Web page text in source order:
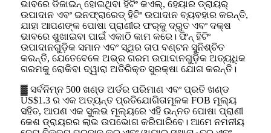
ଭାବରେ ଡିଜାଇନ୍ ହୋଇଥିବା ହିଟିଂ କଏଲ୍, ହେୟାର ଡ୍ରାୟର୍
ଉପାଦାନ ଏବଂ ଇନଫ୍ରାରେଡ୍ ହିଟିଂ ଉପାଦାନ ବ୍ୟବହାର କରନ୍ତି,
ଯାହା ଆପଣଙ୍କ ପୋଷା ପ୍ରାଣୀର ଫର୍‌କୁ ଦ୍ରୁତ ଏବଂ ଦକ୍ଷ
ଭାବରେ ଶୁଖାଇବା ପାଇଁ ଏକାଠି କାମ କରେ। ଫିନ୍ ହିଟିଂ
ଉପାଦାନଗୁଡ଼ିକ ସମାନ ଏବଂ ସ୍ଥିର ତାପ ବଣ୍ଟନ ସୁନିଶ୍ଚିତ
କରନ୍ତି, ଯେତେବେଳେ ଅଭ୍ର ଗରମ ଉପାଦାନଗୁଡ଼ିକ ଅତ୍ୟଧିକ
ଗରମକୁ ରୋକିବା ଦ୍ୱାରା ଅତିରିକ୍ତ ସୁରକ୍ଷା ଯୋଗ କରନ୍ତି।
▓ ସର୍ବନିମ୍ନ 500 ଖଣ୍ଡ ଅର୍ଡର ପରିମାଣ ଏବଂ ପ୍ରତି ଖଣ୍ଡ
US$1.3 ର ଏକ ଅତ୍ୟନ୍ତ ପ୍ରତିଯୋଗିତାମୂଳକ FOB ମୂଲ୍ୟ
ସହିତ, ଆପଣ ଏକ ସୁଲଭ ମୂଲ୍ୟରେ ଏହି ଉନ୍ନତ ପୋଷା ପ୍ରାଣୀ
କେଶ ଡ୍ରାୟରର ଲାଭ ଉପଭୋଗ କରିପାରିବେ। ଆମେ ନମନୀୟ